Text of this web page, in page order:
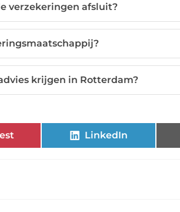
verzekeringen afsluit?
krijgen in Rotterdam?
LinkedIn